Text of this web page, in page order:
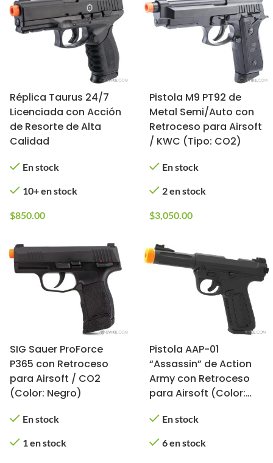
Réplica Taurus 24/7
Licenciada con Acción
de Resorte de Alta
Calidad
En stock
10+ en stock
$850.00
Pistola M9 PT92 de
Metal Semi/Auto con
Retroceso para Airsoft
/ KWC (Tipo: CO2)
En stock
2 en stock
$3,050.00
SIG Sauer ProForce
P365 con Retroceso
para Airsoft / CO2
(Color: Negro)
En stock
1 en stock
Pistola AAP-01
“Assassin” de Action
Army con Retroceso
para Airsoft (Color:
En stock
6 en stock